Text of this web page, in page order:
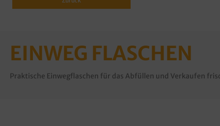
EINWEG FLASCHEN
Praktische Einwegflaschen für das Abfüllen und Verkaufen